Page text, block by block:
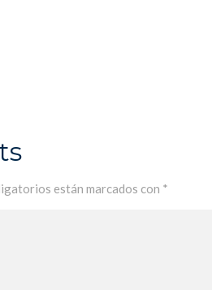
están marcados con *